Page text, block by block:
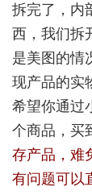
拆完了，内
西，我们拆
是美图的情
现产品的实
希望你通过
个商品，买
存产品，难
有问题可以